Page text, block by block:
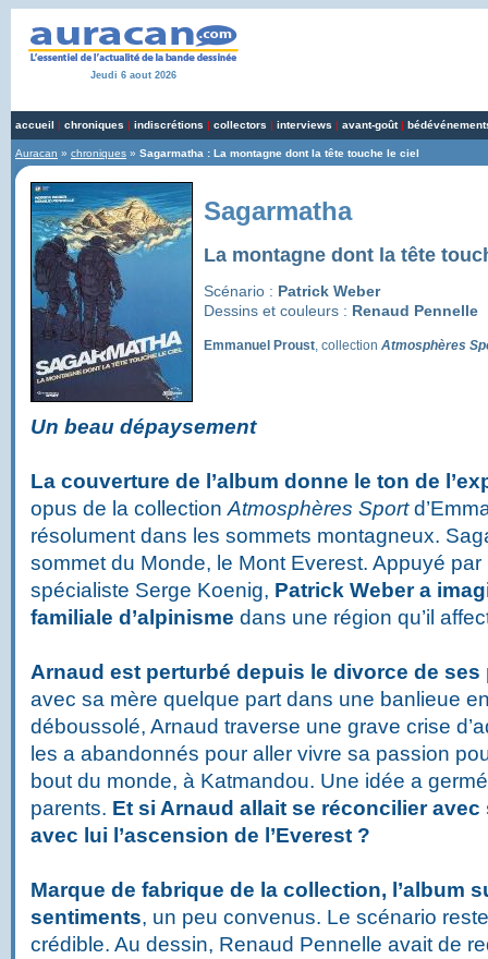
Jeudi 6 aout 2026
accueil | chroniques | indiscrétions | collectors | interviews | avant-goût|
Auracan » chroniques » Sagarmatha : La montagne dont la tête touche le ciel
Sagarmatha
La montagne dont la tête
Scénario : Patrick Weber
Dessins et couleurs : Renaud Pennelle
Emmanuel Proust, collection Atmosphères
Un beau dépaysement
La couverture de l’album donne le ton de
opus de la collection Atmosphères Sport
résolument dans les sommets montagneux.
sommet du Monde, le Mont Everest. Appuyé
spécialiste Serge Koenig, Patrick Weber a
familiale d’alpinisme dans une région qu’il
Arnaud est perturbé depuis le divorce de ses
avec sa mère quelque part dans une banlieue
déboussolé, Arnaud traverse une grave crise
les a abandonnés pour aller vivre sa passion
bout du monde, à Katmandou. Une idée a
parents. Et si Arnaud allait se réconcilier
avec lui l’ascension de l’Everest ?
Marque de fabrique de la collection, l’album
sentiments, un peu convenus. Le scénario
crédible. Au dessin, Renaud Pennelle avait de